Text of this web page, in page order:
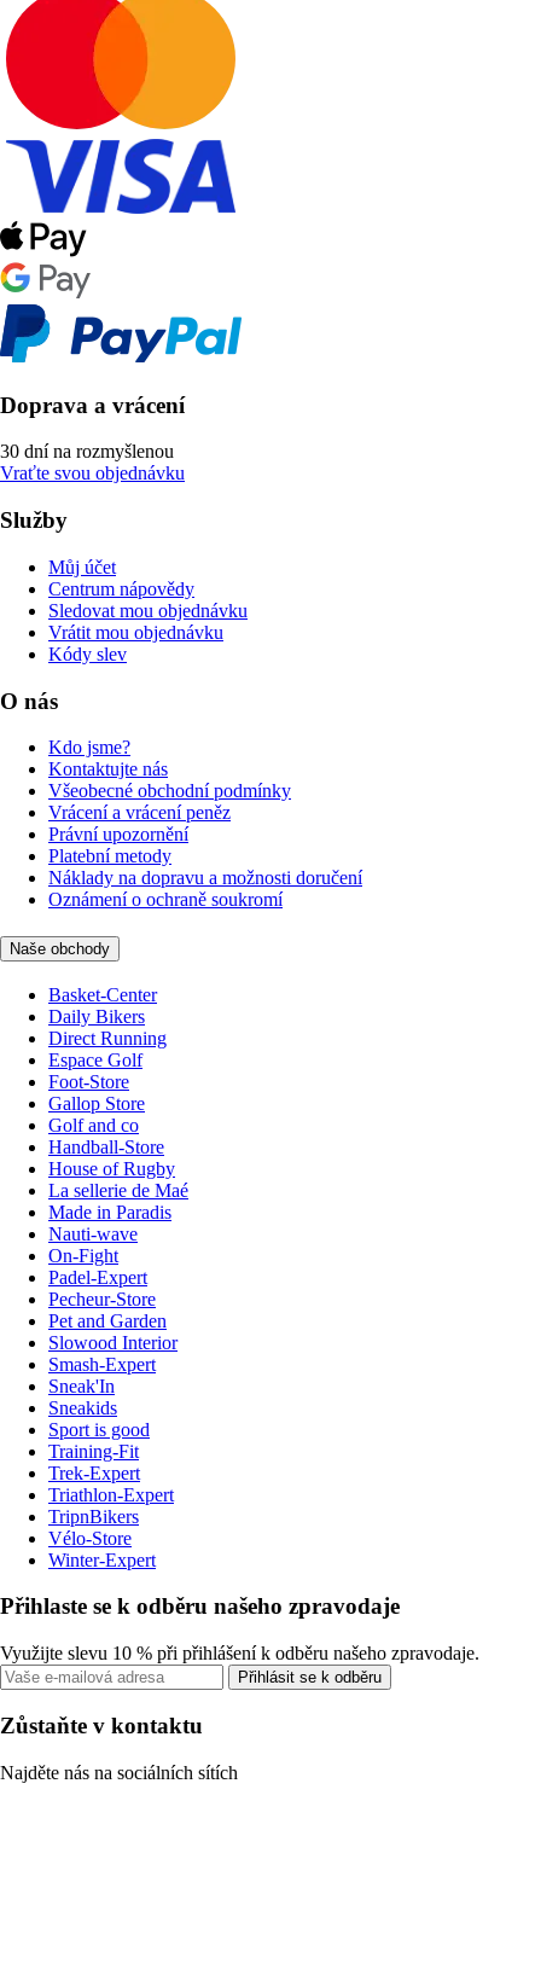
Doprava a vrácení
30 dní na rozmyšlenou
Vraťte svou objednávku
Služby
Můj účet
Centrum nápovědy
Sledovat mou objednávku
Vrátit mou objednávku
Kódy slev
O nás
Kdo jsme?
Kontaktujte nás
Všeobecné obchodní podmínky
Vrácení a vrácení peněz
Právní upozornění
Platební metody
Náklady na dopravu a možnosti doručení
Oznámení o ochraně soukromí
Naše obchody
Basket-Center
Daily Bikers
Direct Running
Espace Golf
Foot-Store
Gallop Store
Golf and co
Handball-Store
House of Rugby
La sellerie de Maé
Made in Paradis
Nauti-wave
On-Fight
Padel-Expert
Pecheur-Store
Pet and Garden
Slowood Interior
Smash-Expert
Sneak'In
Sneakids
Sport is good
Training-Fit
Trek-Expert
Triathlon-Expert
TripnBikers
Vélo-Store
Winter-Expert
Přihlaste se k odběru našeho zpravodaje
Využijte slevu 10 % při přihlášení k odběru našeho zpravodaje.
Přihlásit se k odběru
Zůstaňte v kontaktu
Najděte nás na sociálních sítích